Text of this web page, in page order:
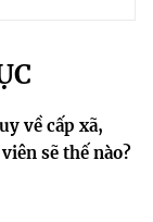
về cấp xã,
sẽ thế nào?